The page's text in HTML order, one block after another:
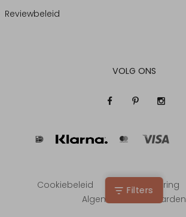
Filters
Reviewbeleid
VOLG ONS
Cookiebeleid Privacyverklaring
Algemene voorwaarden